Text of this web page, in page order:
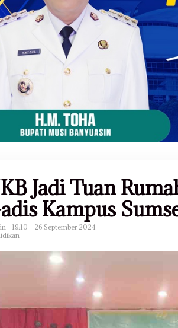
Jadi Tuan
Kampus
19:10 - 26 September 2024